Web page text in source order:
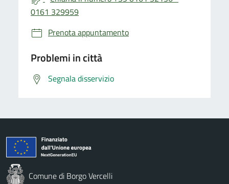
0161 329959
Prenota appuntamento
Problemi in città
Segnala disservizio
Comune di Borgo Vercelli